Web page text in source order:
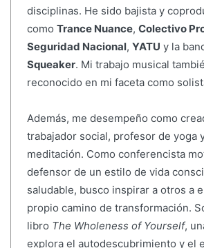
disciplinas. He sido bajista y
como Trance Nuance, Colectivo
Seguridad Nacional, YATU y la
Squeaker. Mi trabajo musical
reconocido en mi faceta como
Además, me desempeño como
trabajador social, profesor de yoga
meditación. Como conferencista
defensor de un estilo de vida
saludable, busco inspirar a otros a
propio camino de transformación.
libro The Wholeness of Yourself,
explora el autodescubrimiento y el